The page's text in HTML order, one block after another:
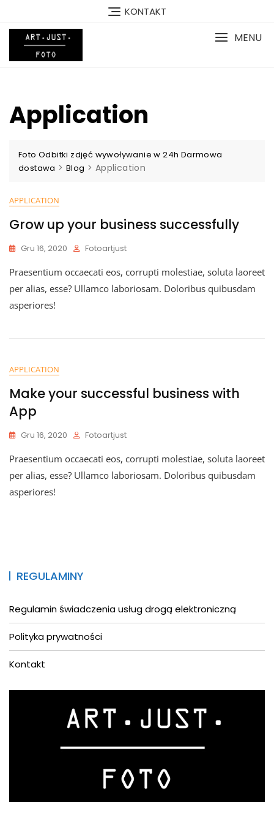
content
KONTAKT
MENU
Application
Foto Odbitki zdjęć wywoływanie w 24h Darmowa
dostawa >Blog > Application
APPLICATION
Grow up your business successfully
Gru 16, 2020 Fotoartjust
Praesentium occaecati eos, corrupti molestiae, soluta laoreet
per alias, esse? Ullamco laboriosam. Doloribus quibusdam
asperiores!
APPLICATION
Make your successful business with
App
Gru 16, 2020 Fotoartjust
Praesentium occaecati eos, corrupti molestiae, soluta laoreet
per alias, esse? Ullamco laboriosam. Doloribus quibusdam
asperiores!
REGULAMINY
Regulamin świadczenia usług drogą elektroniczną
Polityka prywatności
Kontakt
Online
mogę Ci pomóc?